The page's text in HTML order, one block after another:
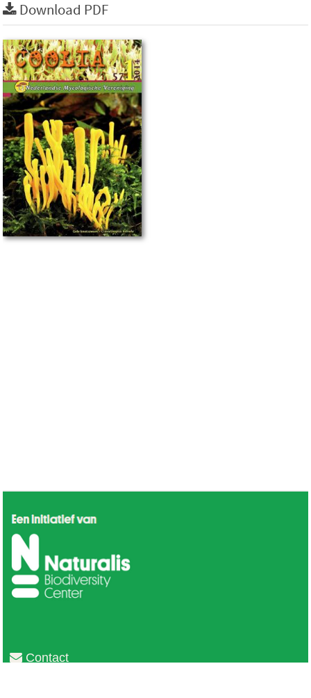
Download PDF
Contact